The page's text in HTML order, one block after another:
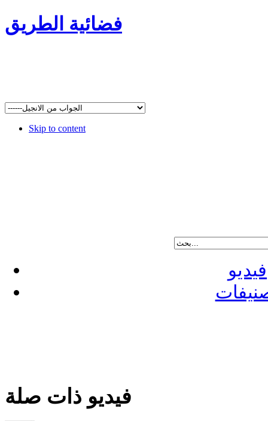
فضائية الطريق
Skip to content
فيديو
فيديو ذات صلة